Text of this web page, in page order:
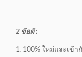
2 ข้อดี :
1, 100% ใหม่และเข้า